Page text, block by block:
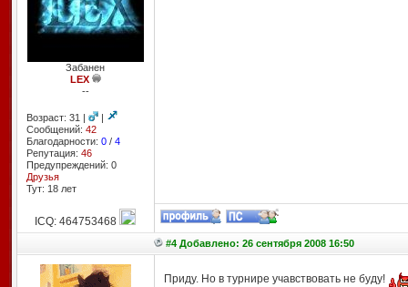
Забанен
LEX
--
Возраст: 31 |
|
Сообщений: 42
Благодарности: 0/ 4
Репутация: 46
Предупреждений: 0
Друзья
Тут: 18 лет
ICQ: 464753468
#4 Добавлено: 26 сентября 2008 16:50
Приду. Но в турнире учавствовать не буду!